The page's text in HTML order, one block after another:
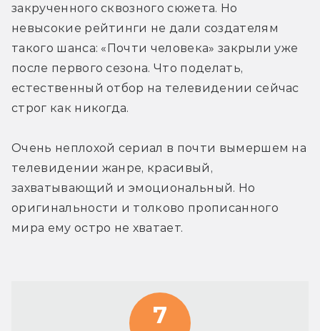
закрученного сквозного сюжета. Но
невысокие рейтинги не дали создателям
такого шанса: «Почти человека» закрыли уже
после первого сезона. Что поделать,
естественный отбор на телевидении сейчас
строг как никогда.
Очень неплохой сериал в почти вымершем на
телевидении жанре, красивый,
захватывающий и эмоциональный. Но
оригинальности и толково прописанного
мира ему остро не хватает.
7